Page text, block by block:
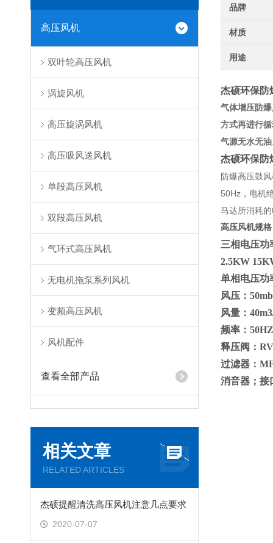
高压风机
双叶轮高压风机
涡旋风机
高压旋涡风机
高压吸风送风机
单段高压风机
双段高压风机
气环式高压风机
无电机拖泵系列风机
变频高压风机
风机配件
查看全部产品
相关文章
RELATED ARTICLES
杰硕提醒清洗高压风机注意几点要求
2020-07-07
品牌
材质
用途
杰硕环保防
气体增压防
方式再进行
气源无水无
杰硕环保防
防爆高压鼓
50Hz，电机
马达所消耗
高压风机规
三相电压功
2.5KW
单相电压功
风压：
风量：
频率：
释压阀：
过滤器：
消音器；接